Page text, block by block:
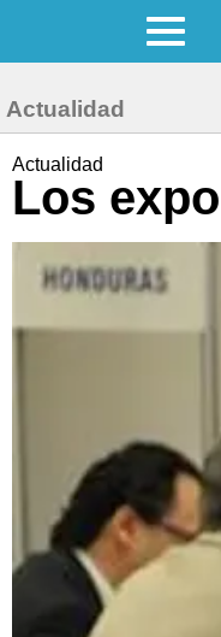
Actualidad
Actualidad
Los